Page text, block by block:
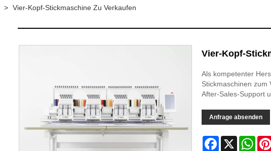
> Vier-Kopf-Stickmaschine Zu Verkaufen
Vier-Kopf-
Als kompetenter
Stickmaschinen zum
After-Sales-Support
Anfrage absenden
Facebook
X